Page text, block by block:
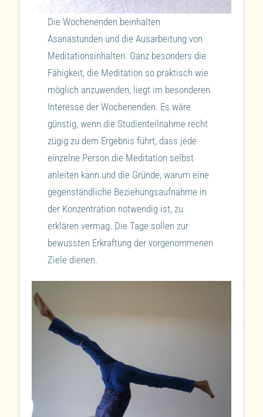
Die Wochenenden beinhalten
Asanastunden und die Ausarbeitung von
Meditationsinhalten. Ganz besonders die
Fähigkeit, die Meditation so praktisch wie
möglich anzuwenden, liegt im besonderen
Interesse der Wochenenden. Es wäre
günstig, wenn die Studienteilnahme recht
zügig zu dem Ergebnis führt, dass jede
einzelne Person die Meditation selbst
anleiten kann und die Gründe, warum eine
gegenständliche Beziehungsaufnahme in
der Konzentration notwendig ist, zu
erklären vermag. Die Tage sollen zur
bewussten Erkraftung der vorgenommenen
Ziele dienen.